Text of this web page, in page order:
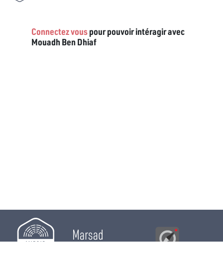
Connectez vouspour pouvoir intéragir avec
Mouadh Ben Dhiaf
Marsad